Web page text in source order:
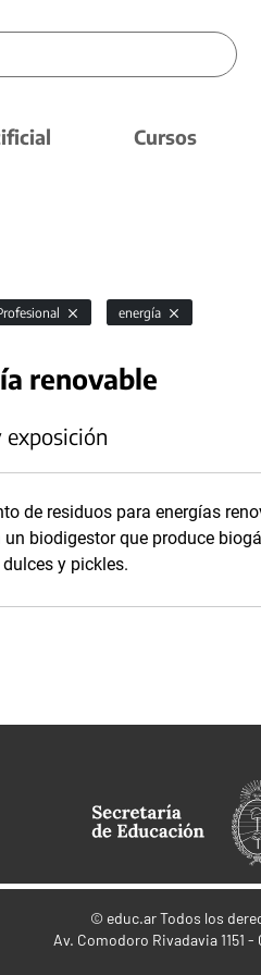
Cursos
energía
renovable
exposición
de residuos para energías
un biodigestor que produce
y pickles.
© educ.arTodos los
Av. Comodoro Rivadavia 1151